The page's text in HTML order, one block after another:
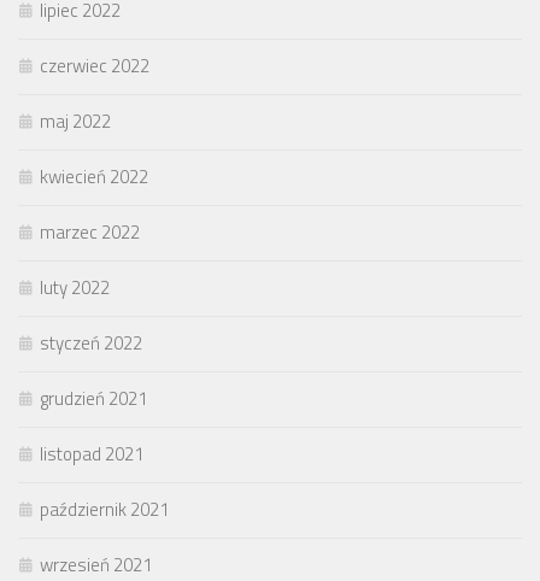
lipiec 2022
czerwiec 2022
maj 2022
kwiecień 2022
marzec 2022
luty 2022
styczeń 2022
grudzień 2021
listopad 2021
październik 2021
wrzesień 2021